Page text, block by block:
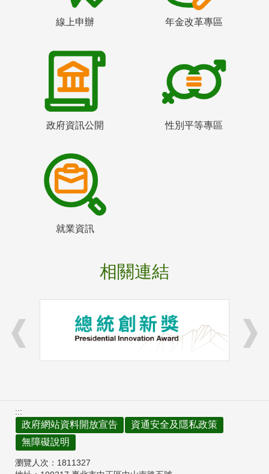
線上申辦 年金改革專區
政府資訊公開 性別平等專區
就業資訊
相關連結
:::
政府網站資料開放宣告
資通安全及隱私政策
無障礙說明
瀏覽人次： 1811327